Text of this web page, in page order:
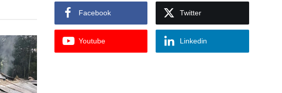
Facebook Twitter
Youtube Linkedin